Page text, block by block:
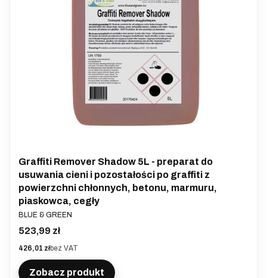
Graffiti Remover Shadow 5L - preparat do
usuwania cieni i pozostałości po graffiti z
powierzchni chłonnych, betonu, marmuru,
piaskowca, cegły
PRODUCENT
BLUE & GREEN
Cena
523,99 zł
Cena
426,01 złbez VAT
Zobacz produkt